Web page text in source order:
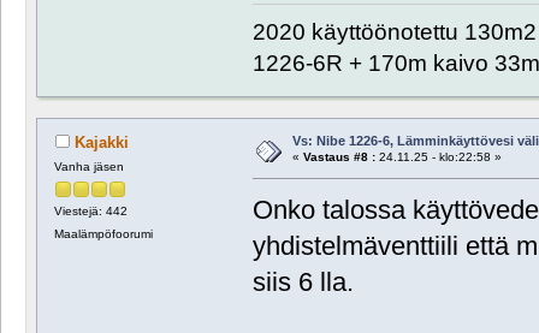
2020 käyttöönotettu
1226-6R + 170m kaivo
Kajakki
Vanha jäsen
Viestejä: 442
Maalämpöfoorumi
Vs: Nibe 1226-6, Lämminkäyttövesi
« Vastaus #8 :24.11.25 - klo:22:58 »
Onko talossa
yhdistelmäventtiili että
siis 6 lla.